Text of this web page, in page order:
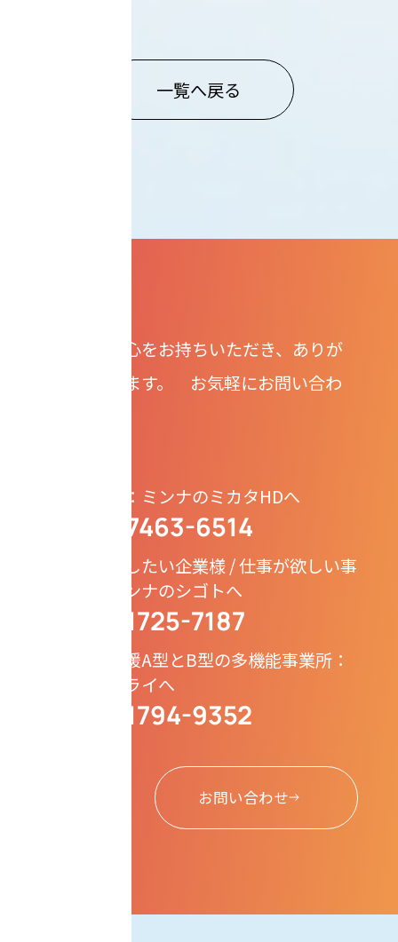
一覧へ戻る
弊社にご関心をお持ちいただき、ありが
とうございます。 お気軽にお問い合わ
協業の依頼：ミンナのミカタHDへ
080-7463-6514
仕事を依頼したい企業様 / 仕事が欲しい事
業所様：ミンナのシゴトへ
050-1725-7187
就労継続支援A型とB型の多機能事業所：
ミンナのミライへ
050-1794-9352
お問い合わせ